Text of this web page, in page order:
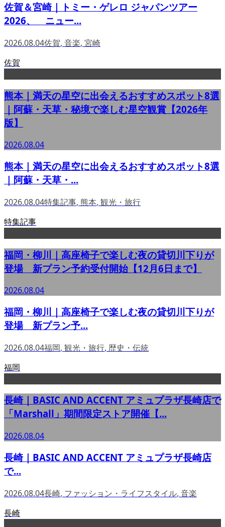
佐賀＆宮崎｜トミー・ゲレロ ジャパンツアー
2026、 ニュー...
2026.08.04佐賀, 音楽, 宮崎
佐賀
熊本｜満天の星空に出会えるおすすめスポット8選
｜阿蘇・天草・秘境で楽しむ星空観賞【2026年
版】
2026.08.04
熊本｜満天の星空に出会えるおすすめスポット8選
｜阿蘇・天草・...
2026.08.04特集記事, 熊本, 観光・旅行
特集記事
福岡・柳川｜高座椅子で楽しむ夜の貸切川下りが
登場 新プラン予約受付開始【12月6日まで】
2026.08.04
福岡・柳川｜高座椅子で楽しむ夜の貸切川下りが
登場 新プラン予...
2026.08.04福岡, 観光・旅行, 歴史・伝統
福岡
長崎｜BASIC AND ACCENT アミュプラザ長崎店で
「Marshall」期間限定ストア開催【...
2026.08.04
長崎｜BASIC AND ACCENT アミュプラザ長崎店
で...
2026.08.04長崎, ファッション・ライフスタイル, 音楽
長崎